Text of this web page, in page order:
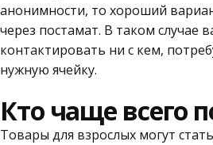
анонимности, то хороший
через постамат. В таком случае
контактировать ни с кем,
нужную ячейку.
Кто чаще всего
Товары для взрослых могут